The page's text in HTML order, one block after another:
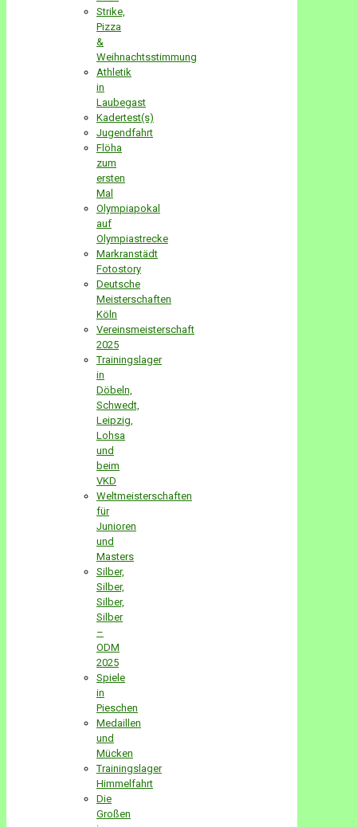
Strike,
Pizza
&
Weihnachtsstimmung
Athletik
in
Laubegast
Kadertest(s)
Jugendfahrt
Flöha
zum
ersten
Mal
Olympiapokal
auf
Olympiastrecke
Markranstädt
Fotostory
Deutsche
Meisterschaften
Köln
Vereinsmeisterschaft
2025
Trainingslager
in
Döbeln,
Schwedt,
Leipzig,
Lohsa
und
beim
VKD
Weltmeisterschaften
für
Junioren
und
Masters
Silber,
Silber,
Silber,
Silber
–
ODM
2025
Spiele
in
Pieschen
Medaillen
und
Mücken
Trainingslager
Himmelfahrt
Die
Großen